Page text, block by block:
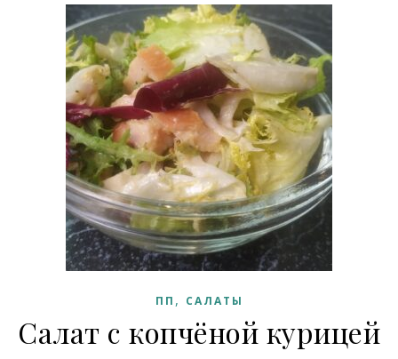
ПП , САЛАТЫ
Салат с копчёной курицей